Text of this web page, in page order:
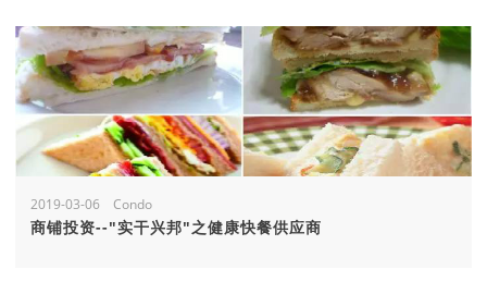
2019-03-06 Condo
商铺投资--"实干兴邦"之健康快餐供应商